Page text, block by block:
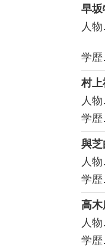
早坂
人
学
村上
人
学
與芝
人
学
高木
人
学